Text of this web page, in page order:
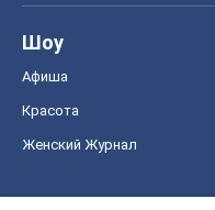
Шоу
Афиша
Красота
Женский Журнал